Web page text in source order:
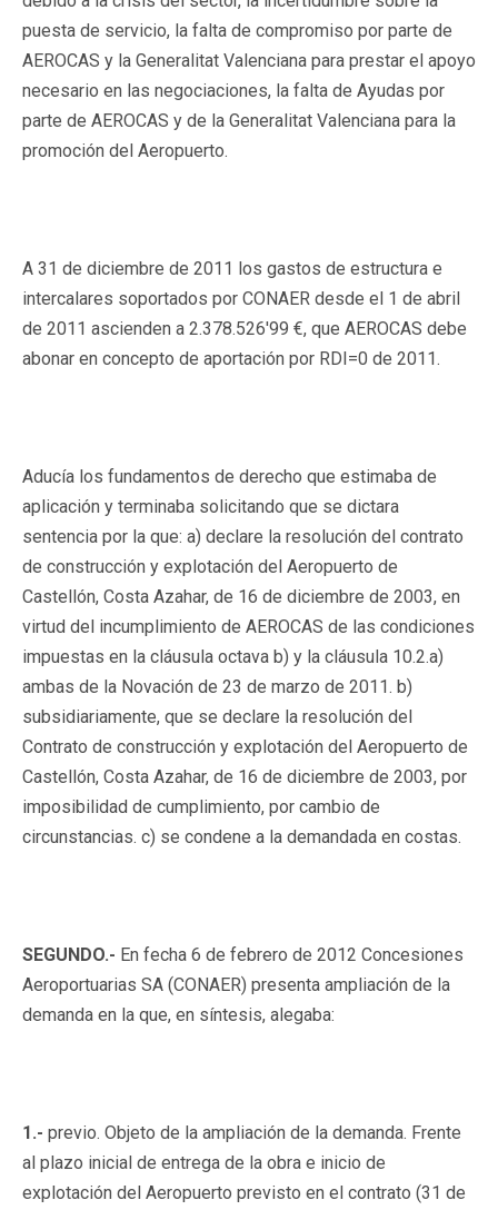
puesta de servicio, la falta de compromiso por parte de
AEROCAS y la Generalitat Valenciana para prestar el apoyo
necesario en las negociaciones, la falta de Ayudas por
parte de AEROCAS y de la Generalitat Valenciana para la
promoción del Aeropuerto.
A 31 de diciembre de 2011 los gastos de estructura e
intercalares soportados por CONAER desde el 1 de abril
de 2011 ascienden a 2.378.526'99 €, que AEROCAS debe
abonar en concepto de aportación por RDI=0 de 2011.
Aducía los fundamentos de derecho que estimaba de
aplicación y terminaba solicitando que se dictara
sentencia por la que: a) declare la resolución del contrato
de construcción y explotación del Aeropuerto de
Castellón, Costa Azahar, de 16 de diciembre de 2003, en
virtud del incumplimiento de AEROCAS de las condiciones
impuestas en la cláusula octava b) y la cláusula 10.2.a)
ambas de la Novación de 23 de marzo de 2011. b)
subsidiariamente, que se declare la resolución del
Contrato de construcción y explotación del Aeropuerto de
Castellón, Costa Azahar, de 16 de diciembre de 2003, por
imposibilidad de cumplimiento, por cambio de
circunstancias. c) se condene a la demandada en costas.
SEGUNDO.- En fecha 6 de febrero de 2012 Concesiones
Aeroportuarias SA (CONAER) presenta ampliación de la
demanda en la que, en síntesis, alegaba:
1.- previo. Objeto de la ampliación de la demanda. Frente
al plazo inicial de entrega de la obra e inicio de
explotación del Aeropuerto previsto en el contrato (31 de